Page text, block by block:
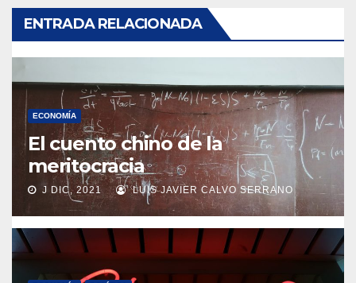
ENTRADA RELACIONADA
ECONOMÍA
El cuento chino de la
meritocracia
J DIC, 2021 LUIS JAVIER CALVO SERRANO